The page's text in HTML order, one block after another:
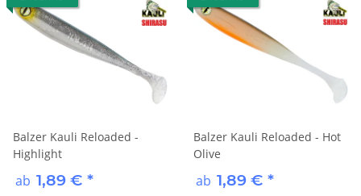
Balzer Kauli Reloaded -
Highlight
ab 1,89 € *
Balzer Kauli Reloaded - Hot
Olive
ab 1,89 € *